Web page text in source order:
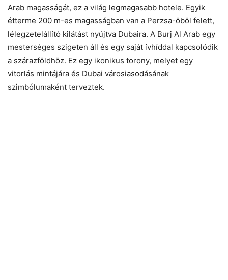
Arab magasságát, ez a világ legmagasabb hotele. Egyik
étterme 200 m-es magasságban van a Perzsa-öböl felett,
lélegzetelállító kilátást nyújtva Dubaira. A Burj Al Arab egy
mesterséges szigeten áll és egy saját ívhíddal kapcsolódik
a szárazföldhöz. Ez egy ikonikus torony, melyet egy
vitorlás mintájára és Dubai városiasodásának
szimbólumaként terveztek.